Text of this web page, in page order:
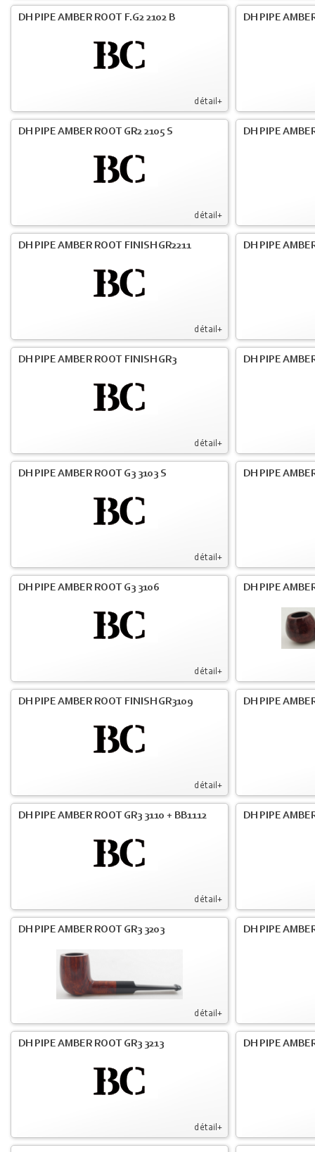
détail+
DH PIPE AMBER ROOT F.G2 2102 B DH PIPE
détail+
DH PIPE AMBER ROOT GR2 2105 S DH PIPE
détail+
DH PIPE AMBER ROOT FINISH GR2211 DH PIPE
détail+
DH PIPE AMBER ROOT FINISH GR3 DH PIPE
détail+
DH PIPE AMBER ROOT G3 3103 S DH PIPE
détail+
DH PIPE AMBER ROOT G3 3106 DH PIPE
détail+
DH PIPE AMBER ROOT FINISH GR3109 DH PIPE
détail+
DH PIPE AMBER ROOT GR3 3110 + BB1112 DH PIPE
détail+
DH PIPE AMBER ROOT GR3 3203 DH PIPE
détail+
DH PIPE AMBER ROOT GR3 3213 DH PIPE